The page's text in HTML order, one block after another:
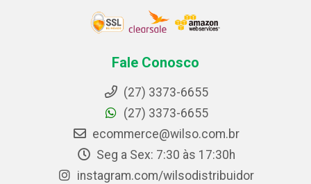
Fale Conosco
(27) 3373-6655
(27) 3373-6655
ecommerce@wilso.com.br
Seg a Sex: 7:30 às 17:30h
instagram.com/wilsodistribuidor